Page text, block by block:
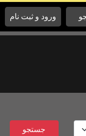
ورود و ثبت نام
جستجو